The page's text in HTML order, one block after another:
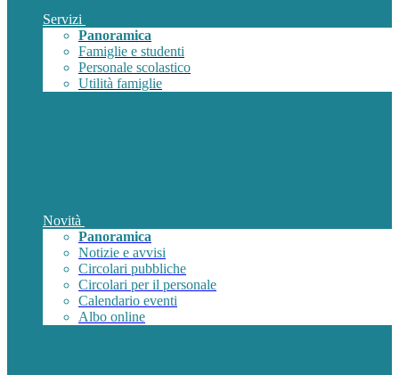
Servizi
Panoramica
Famiglie e studenti
Personale scolastico
Utilità famiglie
Novità
Panoramica
Notizie e avvisi
Circolari pubbliche
Circolari per il personale
Calendario eventi
Albo online